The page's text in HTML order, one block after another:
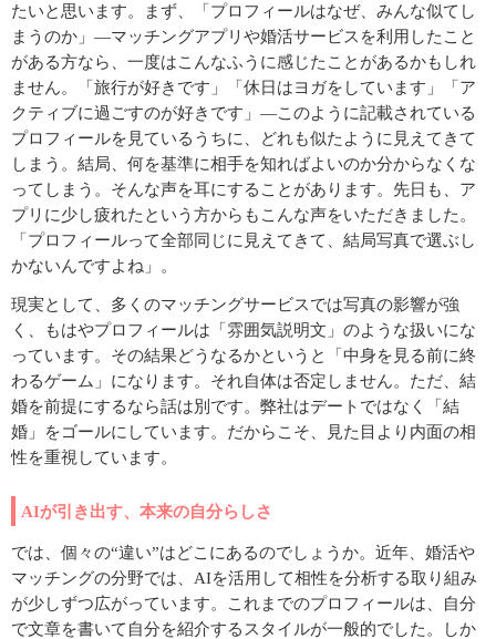
たいと思います。まず、「プロフィールはなぜ、みんな似てし
まうのか」―マッチングアプリや婚活サービスを利用したこと
がある方なら、一度はこんなふうに感じたことがあるかもしれ
ません。「旅行が好きです」「休日はヨガをしています」「ア
クティブに過ごすのが好きです」―このように記載されている
プロフィールを見ているうちに、どれも似たように見えてきて
しまう。結局、何を基準に相手を知ればよいのか分からなくな
ってしまう。そんな声を耳にすることがあります。先日も、ア
プリに少し疲れたという方からもこんな声をいただきました。
「プロフィールって全部同じに見えてきて、結局写真で選ぶし
かないんですよね」。
現実として、多くのマッチングサービスでは写真の影響が強
く、もはやプロフィールは「雰囲気説明文」のような扱いにな
っています。その結果どうなるかというと「中身を見る前に終
わるゲーム」になります。それ自体は否定しません。ただ、結
婚を前提にするなら話は別です。弊社はデートではなく「結
婚」をゴールにしています。だからこそ、見た目より内面の相
性を重視しています。
AIが引き出す、本来の自分らしさ
では、個々の“違い”はどこにあるのでしょうか。近年、婚活や
マッチングの分野では、AIを活用して相性を分析する取り組み
が少しずつ広がっています。これまでのプロフィールは、自分
で文章を書いて自分を紹介するスタイルが一般的でした。しか